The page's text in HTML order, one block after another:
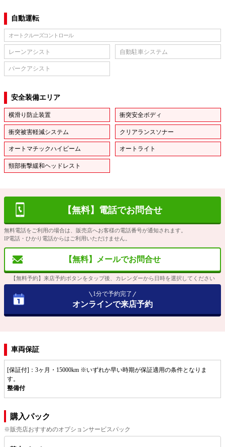
自動運転
オートクルーズコントロール
レーンアシスト 自動駐車システム
パークアシスト
安全装備エリア
横滑り防止装置 衝突安全ボディ
衝突被害軽減システム クリアランスソナー
オートマチックハイビーム オートライト
頸部衝撃緩和ヘッドレスト
【無料】電話でお問合せ
無料電話をご利用の場合は、販売店へお客様の電話番号が通知されます。
IP電話・ひかり電話からはご利用いただけません。
【無料】メールでお問合せ
【無料予約】来店予約ボタンをタップ後、カレンダーから日時を選択してください
1分で予約完了
オンラインで来店予約
車両保証
[保証付]：3ヶ月・15000km ※いずれか早い時期が保証適用の条件となりま
す。
整備付
購入パック
※販売店おすすめのオプションサービスパック